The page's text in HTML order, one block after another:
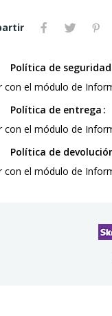
Política de seguridad
con el módulo de
Política de entrega
con el módulo de
Política de
con el módulo de